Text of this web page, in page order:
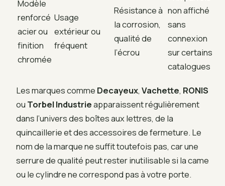
Modèle
renforcé
acier ou
finition
chromée
Usage
extérieur ou
fréquent
Résistance à
la corrosion,
qualité de
l’écrou
non affiché
sans
connexion
sur certains
catalogues
Les marques comme Decayeux, Vachette, RONIS
ou Torbel Industrieapparaissent régulièrement
dans l’univers des boîtes aux lettres, de la
quincaillerie et des accessoires de fermeture. Le
nom de la marque ne suffit toutefois pas, car une
serrure de qualité peut rester inutilisable si la came
ou le cylindre ne correspond pas à votre porte.